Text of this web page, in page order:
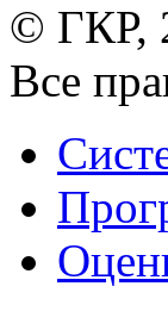
© ГКР,
Все